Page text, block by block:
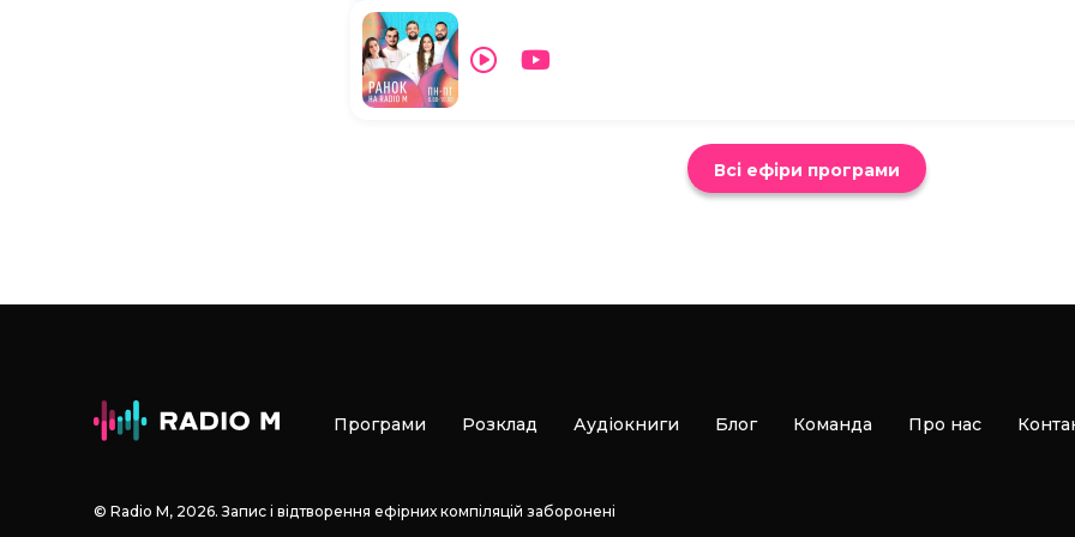
Всі ефіри програми
Програми Розклад Аудіокниги Блог Команда Про нас
© Radio М, 2026. Запис і відтворення ефірних компіляцій заборонені